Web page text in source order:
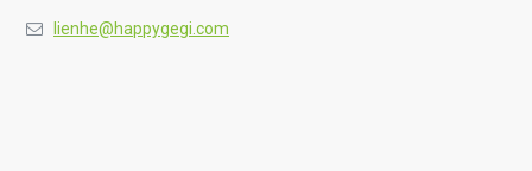
lienhe@happygegi.com